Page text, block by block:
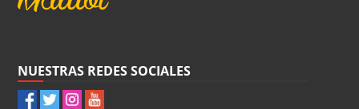
NUESTRAS REDES SOCIALES